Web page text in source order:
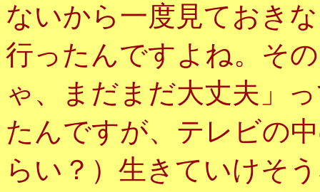
ないから一度見ておき
行ったんですよね。そ
ゃ、まだまだ大丈夫」
たんですが、テレビの
らい？）生きていけそ